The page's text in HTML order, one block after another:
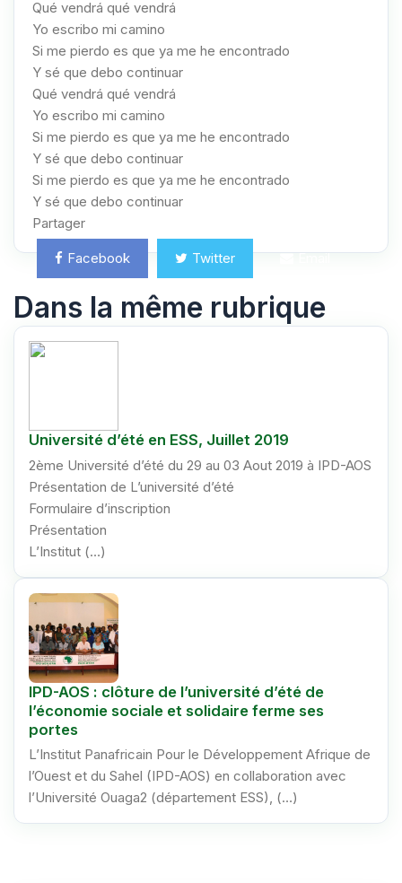
Qué vendrá qué vendrá
Yo escribo mi camino
Si me pierdo es que ya me he encontrado
Y sé que debo continuar
Qué vendrá qué vendrá
Yo escribo mi camino
Si me pierdo es que ya me he encontrado
Y sé que debo continuar
Si me pierdo es que ya me he encontrado
Y sé que debo continuar
Partager
Facebook Twitter Email
Dans la même rubrique
Université d’été en ESS, Juillet 2019
2ème Université d’été du 29 au 03 Aout 2019 à IPD-AOS
Présentation de L’université d’été
Formulaire d’inscription
Présentation
L’Institut (…)
IPD-AOS : clôture de l’université d’été de
l’économie sociale et solidaire ferme ses
portes
L’Institut Panafricain Pour le Développement Afrique de
l’Ouest et du Sahel (IPD-AOS) en collaboration avec
l’Université Ouaga2 (département ESS), (…)